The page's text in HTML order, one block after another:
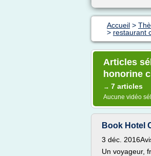
Accueil >
> restaurant
Articles
honorine
→ 7 articles
Aucune vidéo
Book Hotel
3 déc.
Un voyageur,